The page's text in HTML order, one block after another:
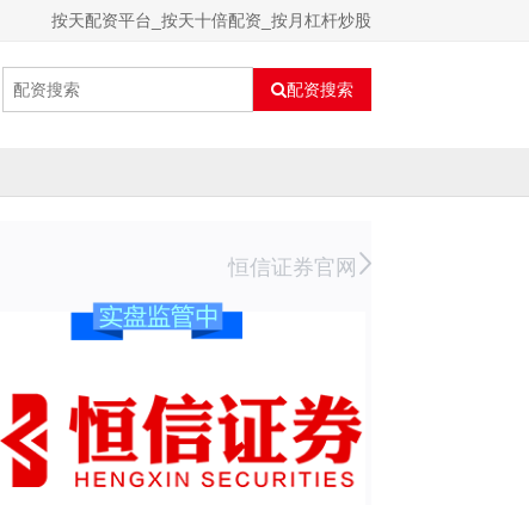
按天配资平台_按天十倍配资_按月杠杆炒股
配资搜索
恒信证券官网